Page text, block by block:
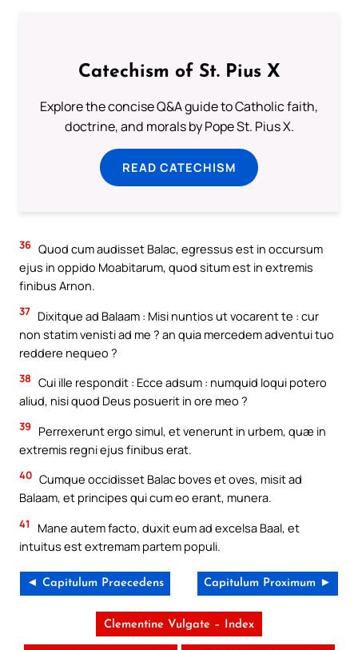
Catechism of St. Pius X
Explore the concise Q&A guide to Catholic faith,
doctrine, and morals by Pope St. Pius X.
READ CATECHISM
36 Quod cum audisset Balac, egressus est in occursum
ejus in oppido Moabitarum, quod situm est in extremis
finibus Arnon.
37 Dixitque ad Balaam : Misi nuntios ut vocarent te : cur
non statim venisti ad me ? an quia mercedem adventui tuo
reddere nequeo ?
38 Cui ille respondit : Ecce adsum : numquid loqui potero
aliud, nisi quod Deus posuerit in ore meo ?
39
Perrexerunt ergo simul, et venerunt in urbem, quæ in
extremis regni ejus finibus erat.
40 Cumque occidisset Balac boves et oves, misit ad
Balaam, et principes qui cum eo erant, munera.
41
Mane autem facto, duxit eum ad excelsa Baal, et
intuitus est extremam partem populi.
◄ Capitulum Praecedens Capitulum Proximum ►
Clementine Vulgate – Index